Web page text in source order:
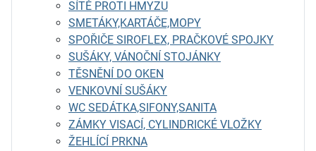
SÍTĚ PROTI HMYZU
SMETÁKY,KARTÁČE,MOPY
SPOŘIČE SIROFLEX, PRAČKOVÉ SPOJKY
SUŠÁKY, VÁNOČNÍ STOJÁNKY
TĚSNĚNÍ DO OKEN
VENKOVNÍ SUŠÁKY
WC SEDÁTKA,SIFONY,SANITA
ZÁMKY VISACÍ, CYLINDRICKÉ VLOŽKY
ŽEHLÍCÍ PRKNA